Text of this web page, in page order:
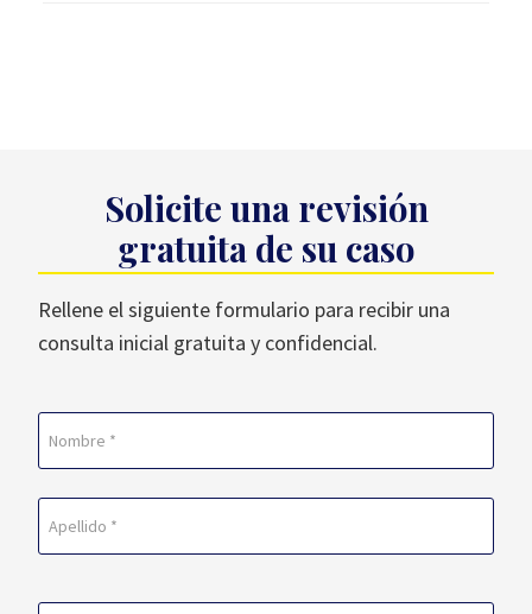
Solicite una revisión
gratuita de su caso
Rellene el siguiente formulario para recibir una
consulta inicial gratuita y confidencial.
(Obligatorio)
primer